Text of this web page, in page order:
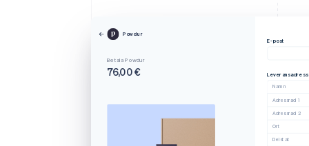
Powdur
Betala Powdur
76,00 €
E-post
Leveransadress
Namn
Adressrad 1
Adressrad 2
Ort
Delstat